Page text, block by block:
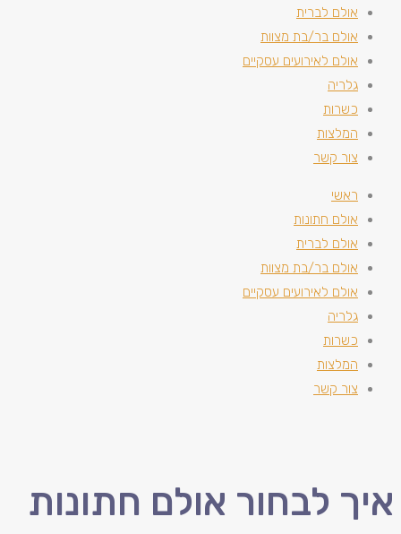
אולם לברית
אולם בר/בת מצוות
אולם לאירועים עסקיים
גלריה
כשרות
המלצות
צור קשר
ראשי
אולם חתונות
אולם לברית
אולם בר/בת מצוות
אולם לאירועים עסקיים
גלריה
כשרות
המלצות
צור קשר
איך לבחור אולם חתונות